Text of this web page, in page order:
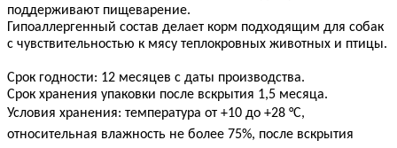
поддерживают пищеварение.
Гипоаллергенный состав делает корм подходящим для собак
с чувствительностью к мясу теплокровных животных и птицы.
Срок годности: 12 месяцев с даты производства.
Срок хранения упаковки после вскрытия 1,5 месяца.
Условия хранения: температура от +10 до +28 °C,
относительная влажность не более 75%, после вскрытия